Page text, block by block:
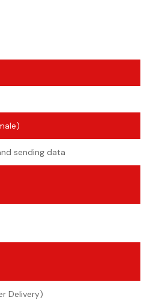
sending data
Delivery)